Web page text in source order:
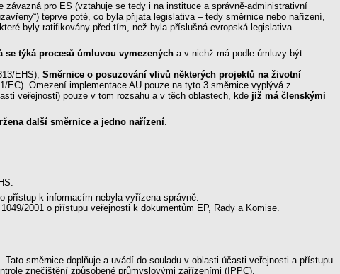
pro ES (vztahuje se tedy i na instituce a správně-administrativní
teprve poté, co byla přijata legislativa – tedy směrnice nebo nařízení,
byly ratifikovány před tím, než byla příslušná evropská legislativa
týká procesů úmluvou vymezených a v nichž má podle úmluvy být
EHS), Směrnice o posuzování vlivů některých projektů na životní
EC). Omezení implementace AU pouze na tyto 3 směrnice vyplývá z
veřejnosti) pouze v tom rozsahu a v těch oblastech, kde již má členskými
další směrnice a jedno nařízení
přístup k informacím nebyla vyřízena správně.
2001 o přístupu veřejnosti k dokumentům EP, Rady a Komise.
směrnice doplňuje a uvádí do souladu v oblasti účasti veřejnosti a přístupu
znečištění způsobené průmyslovými zařízeními (IPPC).